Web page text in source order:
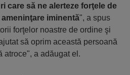
care să ne alerteze forţele de
iminentă", a spus
forţelor noastre de ordine şi
să oprim această persoană
atroce", a adăugat el.